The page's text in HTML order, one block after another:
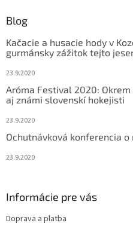
Blog
Kačacie a husacie hody v
gurmánsky zážitok tejto
23.9.2020
Aróma Festival 2020:
aj známi slovenskí hokejisti
23.9.2020
Ochutnávková konferencia
23.9.2020
Informácie pre vás
Doprava a platba